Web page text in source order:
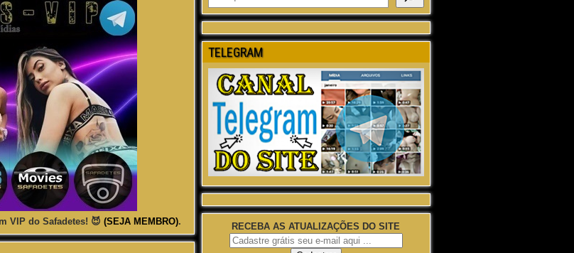
VIP do Safadetes! 😈(SEJA MEMBRO).
TELEGRAM
RECEBA AS ATUALIZAÇÕES DO SITE